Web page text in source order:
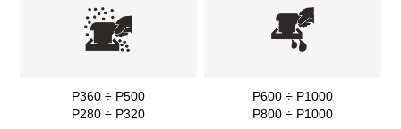
P360 ÷ P500
P280 ÷ P320
P600 ÷ P1000
P800 ÷ P1000